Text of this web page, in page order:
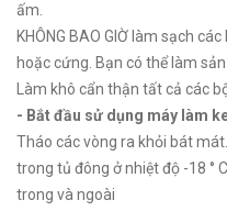
ấm.
KHÔNG BAO GIỜ làm sạch
hoặc cứng. Bạn có thể làm
Làm khô cẩn thận tất cả các
- Bắt đầu sử dụng máy làm
Tháo các vòng ra khỏi bát
trong tủ đông ở nhiệt độ -18 °
trong và ngoài